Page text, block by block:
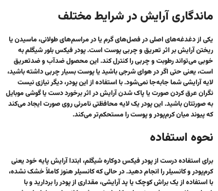
ماندگاری آرایش در شرایط مختلف
یکی از دغدغه‌های اصلی در فصل‌های گرم یا در مراسم‌های طولانی، ماسیدن یا
ریختن آرایش بر اثر تعریق و چربی پوست است. پودر فیکس بلور شیگلم به
خوبی می‌تواند رطوبت و چربی را کنترل کند. این محصول ضدآب و ضدتعریق
است، یعنی حتی اگر در هوای شرجی باشید یا پوست بسیار چربی داشته باشید،
لایه آرایشی شما جابه‌جا نمی‌شود. با استفاده از این پودر، دیگر نیازی نیست
نگران عرق کردن صورت یا پاک شدن آرایش در اثر برخورد دست یا گوشی موبایل
به صورتتان باشید. این پودر یک لایه محافظتی نامرئی روی صورت ایجاد می‌کند
که پیوند میان کرم‌پودر و پوست را مستحکم‌تر می‌کند.
نحوه استفاده
برای استفاده درست از پودر فیکس دوکاره شیگلم، ابتدا آرایش پایه خود یعنی
کرم‌پودر و کانسیلر را انجام دهید. در حالی که کانسیلر هنوز کاملاً خشک نشده،
با استفاده از یک براش کوچک یا پد آرایشی، مقداری از پودر را بردارید و با